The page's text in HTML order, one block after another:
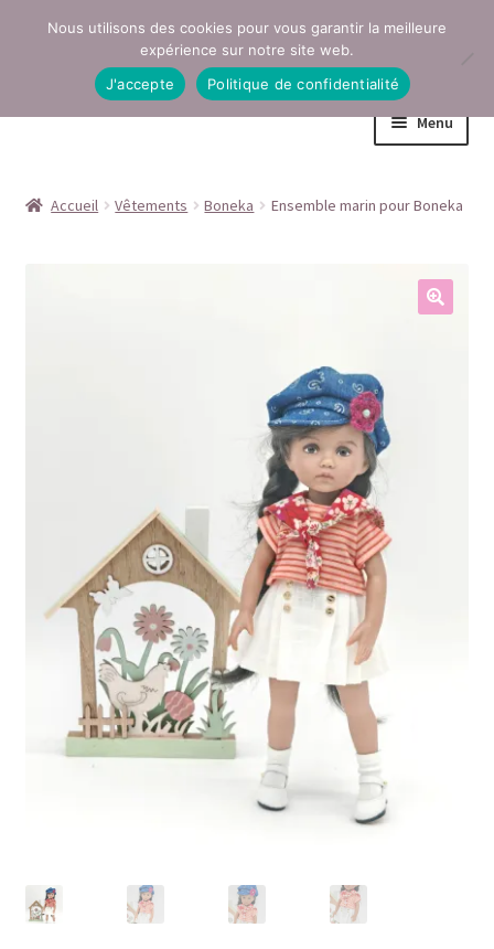
Aller
navigation
Aller
Menu
Politique de confidentialité
Politique de cookies (UE)
Validation de la commande
Accueil Vêtements Boneka Ensemble marin pour Boneka
Nous utilisons des cookies pour vous garantir la meilleure
expérience sur notre site web.
J'accepte
Politique de confidentialité